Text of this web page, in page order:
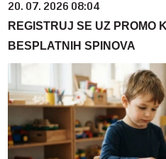
20. 07. 2026 08:04
REGISTRUJ SE UZ PROMO
BESPLATNIH SPINOVA